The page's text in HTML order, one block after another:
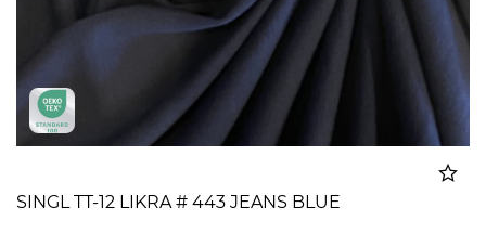
SINGL TT-12 LIKRA # 443 JEANS BLUE